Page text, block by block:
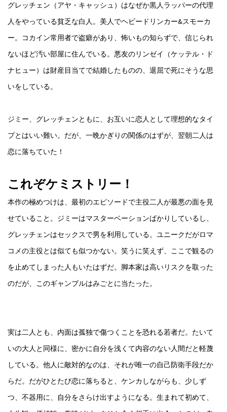
グレッチェン（アヤ・キャッシュ）はなぜか黒人ラッパーの代理
人をやっている貧乏な白人。美人でヘビードリンカー&スモーカ
ー。コカイン常用者で盗癖があり、怖いもの知らずで、信じられ
ないほど汚い部屋に住んでいる。悪友のリンゼイ（ケッテル・ド
ナヒュー）は財産目当てで結婚したものの、退屈で死にそうな思
いをしている。
ジミー、グレッチェンともに、お互いに恋人として理想的なタイ
プとはいい難い。だが、一晩かぎりの関係のはずが、翌朝二人は
恋に落ちていた！
これぞケミストリー！
本作の極めつけは、最初のエピソードで主役二人が最悪の面を見
せていること。ジミーはマスターベーションばかりしているし、
グレッチェンはセックスで男を利用している。ユニークだがロマ
コメの主役とは似ても似つかない。笑うに笑えず、ここで観るの
を止めてしまった人もいたはずだ。脚本家は高いリスクを取った
のだが、このギャンブルはみごとに当たった。
実は二人とも、内面は孤独で傷つくことを恐れる若者だ。たいて
いの大人と同様に、密かに自分を浅くて内容のない人間だと軽蔑
している。他人に敵対的なのは、それが唯一の自己防衛手段だか
らだ。だがひとたび恋に落ちると、ケンカしながらも、少しず
つ、不器用に、自分をさらけ出すようになる。生まれて初めて、